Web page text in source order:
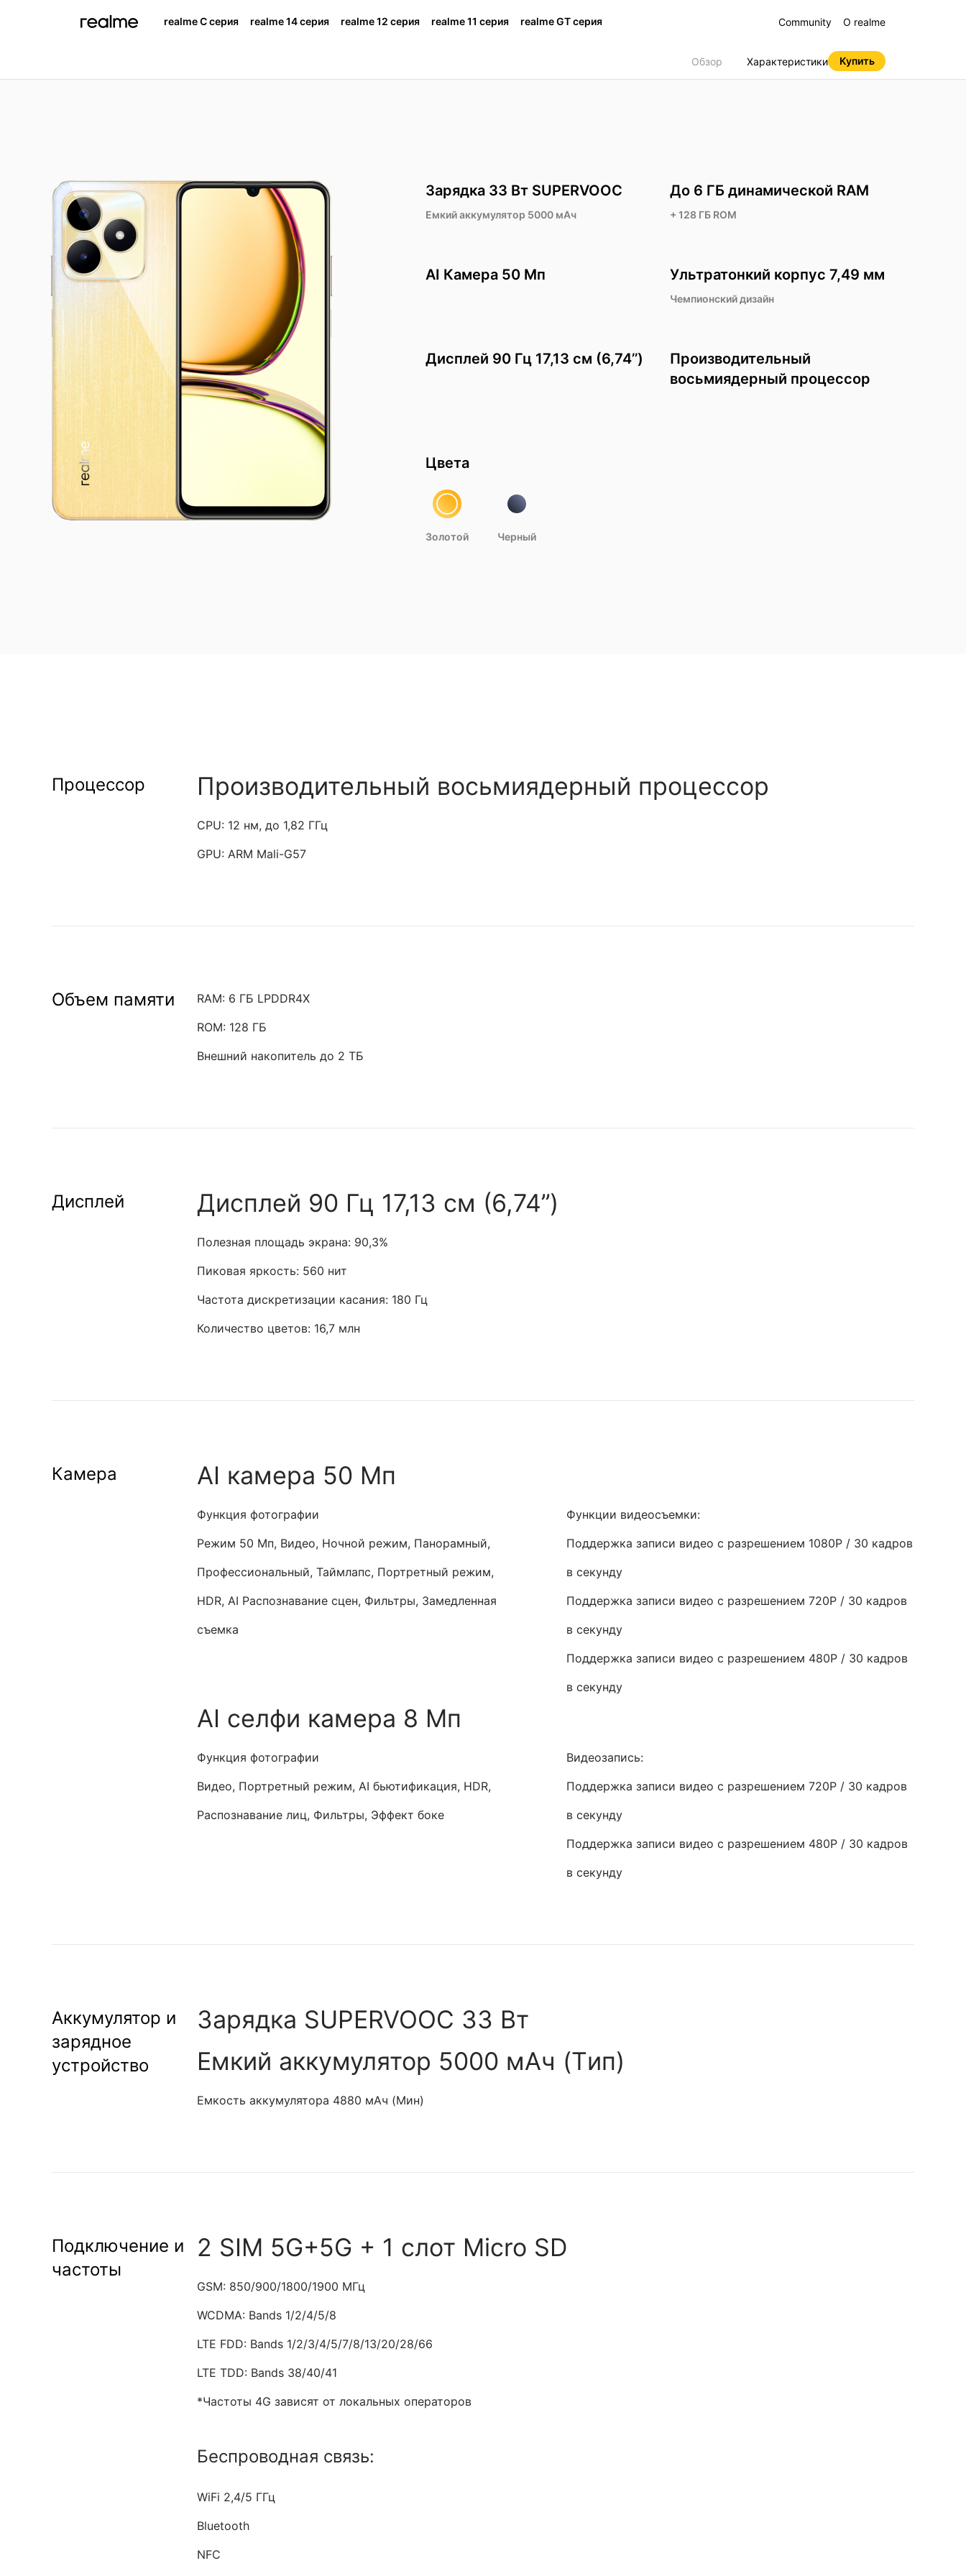
realme C серия
realme C75
realme 14 серия
realme 14 5G realme 14T 5G realme 14 Pro+ 5G realme 14 Pro 5G
realme 12 серия
НОВИНКА realme 12 Pro realme 12 Pro +
realme 11 серия
realme 11 Pro realme 11 Pro+
realme GT серия
realme GT3
Community O realme
Обзор Характеристики Купить
Зарядка 33 Вт SUPERVOOC
Емкий аккумулятор 5000 мАч
До 6 ГБ динамической RAM
+ 128 ГБ ROM
AI Камера 50 Мп Ультратонкий корпус 7,49 мм
Чемпионский дизайн
Дисплей 90 Гц 17,13 см (6,74’’)
Производительный
восьмиядерный процессор
Цвета
Золотой Черный
Процессор Производительный восьмиядерный процессор
CPU: 12 нм, до 1,82 ГГц
GPU: ARM Mali-G57
Объем памяти
RAM: 6 ГБ LPDDR4X
ROM: 128 ГБ
Внешний накопитель до 2 ТБ
Дисплей Дисплей 90 Гц 17,13 см (6,74’’)
Полезная площадь экрана: 90,3%
Пиковая яркость: 560 нит
Частота дискретизации касания: 180 Гц
Количество цветов: 16,7 млн
Камера AI камера 50 Мп
Функция фотографии
Режим 50 Мп, Видео, Ночной режим, Панорамный,
Профессиональный, Таймлапс, Портретный режим,
HDR, AI Распознавание сцен, Фильтры, Замедленная
съемка
Функции видеосъемки:
Поддержка записи видео с разрешением 1080P / 30 кадров
в секунду
Поддержка записи видео с разрешением 720P / 30 кадров
в секунду
Поддержка записи видео с разрешением 480P / 30 кадров
в секунду
AI cелфи камера 8 Мп
Функция фотографии
Видео, Портретный режим, AI бьютификация, HDR,
Распознавание лиц, Фильтры, Эффект боке
Видеозапись:
Поддержка записи видео с разрешением 720P / 30 кадров
в секунду
Поддержка записи видео с разрешением 480P / 30 кадров
в секунду
Аккумулятор и
зарядное
устройство
Зарядка SUPERVOOC 33 Вт
Емкий аккумулятор 5000 мАч (Tип)
Емкость аккумулятора 4880 мАч (Мин)
Подключение и
частоты
2 SIM 5G+5G + 1 слот Micro SD
GSM: 850/900/1800/1900 МГц
WCDMA: Bands 1/2/4/5/8
LTE FDD: Bands 1/2/3/4/5/7/8/13/20/28/66
LTE TDD: Bands 38/40/41
*Частоты 4G зависят от локальных операторов
Беспроводная связь:
WiFi 2,4/5 ГГц
Bluetooth
NFC